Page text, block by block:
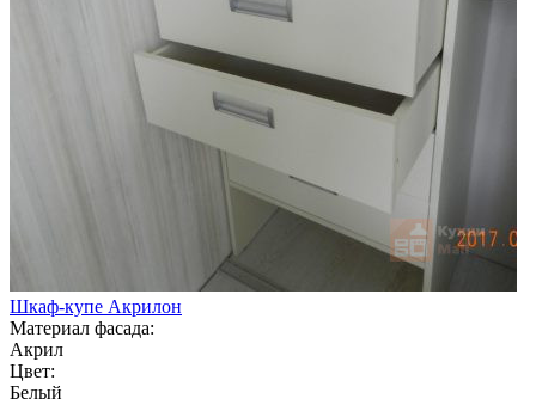
Шкаф-купе Акрилон
Материал фасада:
Акрил
Цвет:
Белый